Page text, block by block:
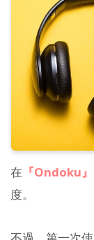
在 『Ondoku』
度。